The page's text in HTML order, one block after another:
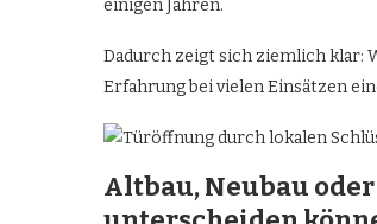
einigen Jahren.
Dadurch zeigt sich ziemlich klar:
Erfahrung bei vielen Einsätzen
Altbau, Neubau